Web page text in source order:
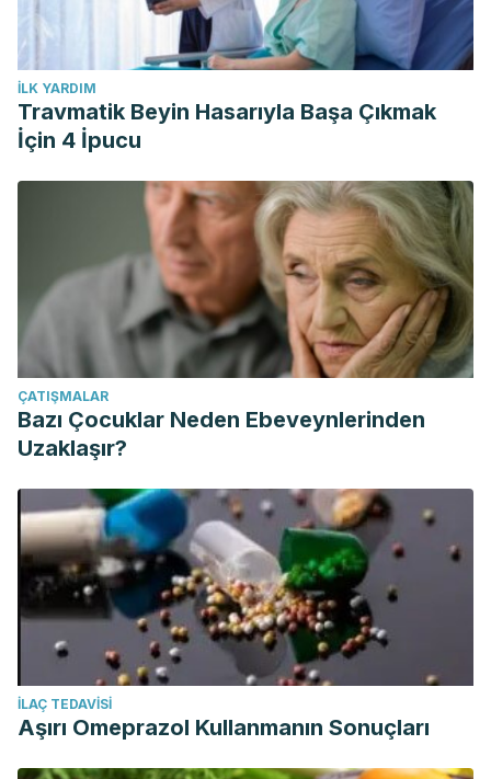
İLK YARDIM
Travmatik Beyin Hasarıyla Başa Çıkmak
İçin 4 İpucu
ÇATIŞMALAR
Bazı Çocuklar Neden Ebeveynlerinden
Uzaklaşır?
İLAÇ TEDAVISI
Aşırı Omeprazol Kullanmanın Sonuçları